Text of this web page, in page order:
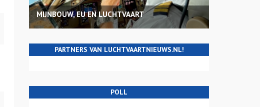
MIJNBOUW, EU EN LUCHTVAART
PARTNERS VAN LUCHTVAARTNIEUWS.NL!
POLL